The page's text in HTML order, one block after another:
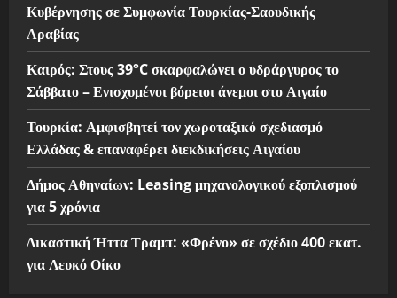
Κυβέρνησης σε Συμφωνία Τουρκίας-Σαουδικής
Αραβίας
Καιρός: Στους 39°C σκαρφαλώνει ο υδράργυρος το
Σάββατο – Ενισχυμένοι βόρειοι άνεμοι στο Αιγαίο
Τουρκία: Αμφισβητεί τον χωροταξικό σχεδιασμό
Ελλάδας & επαναφέρει διεκδικήσεις Αιγαίου
Δήμος Αθηναίων: Leasing μηχανολογικού εξοπλισμού
για 5 χρόνια
Δικαστική Ήττα Τραμπ: «Φρένο» σε σχέδιο 400 εκατ.
για Λευκό Οίκο